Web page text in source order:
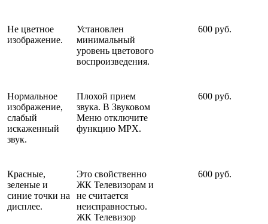
Не цветное
изображение.
Установлен
минимальный
уровень цветового
воспроизведения.
600 руб.
Нормальное
изображение,
слабый
искаженный
звук.
Плохой прием
звука. В Звуковом
Меню отключите
функцию MPX.
600 руб.
Красные,
зеленые и
синие точки на
дисплее.
Это свойственно
ЖК Телевизорам и
не считается
неисправностью.
ЖК Телевизор
600 руб.